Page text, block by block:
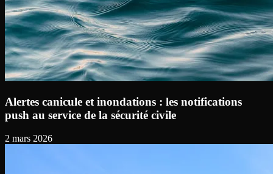
Alertes canicule et inondations : les notifications
push au service de la sécurité civile
2 mars 2026